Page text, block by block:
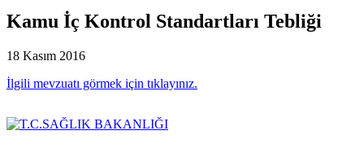
Kamu İç Kontrol Standartları Tebliği
18 Kasım 2016
İlgili mevzuatı görmek için tıklayınız.